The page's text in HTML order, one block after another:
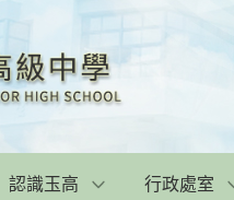
認識玉高 行政處室